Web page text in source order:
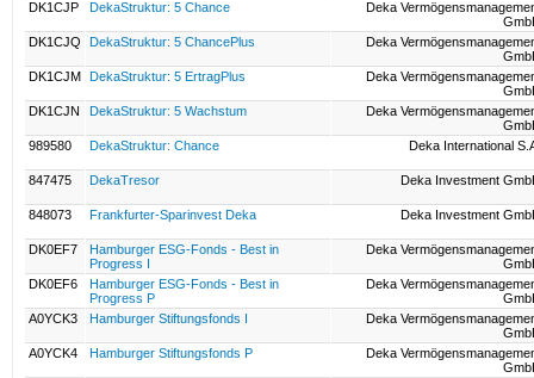
DK1CJP DekaStruktur: 5 Chance
Deka
DK1CJQ
DekaStruktur: 5 ChancePlus
Deka
DK1CJM DekaStruktur: 5 ErtragPlus
Deka
DK1CJN
DekaStruktur: 5 Wachstum
Deka
989580
DekaStruktur: Chance Deka International
847475 DekaTresor Deka Investment
848073 Frankfurter-Sparinvest Deka Deka Investment
DK0EF7
Hamburger ESG-Fonds - Best in
Progress I
Deka
DK0EF6
Hamburger ESG-Fonds - Best in
Progress P
Deka
A0YCK3
Hamburger Stiftungsfonds I
Deka
A0YCK4
Hamburger Stiftungsfonds P
Deka